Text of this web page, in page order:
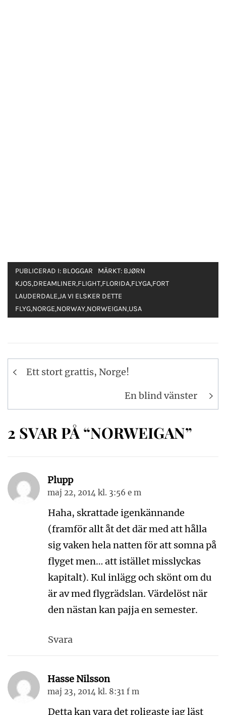
PUBLICERAD I: BLOGGAR MÄRKT: BJØRN
KJOS,DREAMLINER,FLIGHT,FLORIDA,FLYGA,FORT
LAUDERDALE,JA VI ELSKER DETTE
FLYG,NORGE,NORWAY,NORWEIGAN,USA
Inläggsnavigering
Ett stort grattis, Norge!
En blind vänster
2 SVAR PÅ “NORWEIGAN”
Plupp
maj 22, 2014 kl. 3:56 e m
Haha, skrattade igenkännande
(framför allt åt det där med att hålla
sig vaken hela natten för att somna på
flyget men… att istället misslyckas
kapitalt). Kul inlägg och skönt om du
är av med flygrädslan. Värdelöst när
den nästan kan pajja en semester.
Svara
Hasse Nilsson
maj 23, 2014 kl. 8:31 f m
Detta kan vara det roligaste jag läst